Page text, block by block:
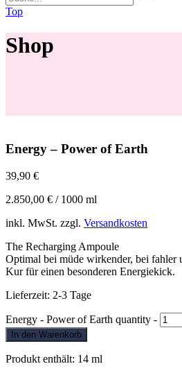
Top
Shop
Energy – Power of Earth
39,90 €
2.850,00 € / 1000 ml
inkl. MwSt. zzgl. Versandkosten
The Recharging Ampoule
Optimal bei müde wirkender, bei fahler
Kur für einen besonderen Energiekick.
Lieferzeit: 2-3 Tage
Energy - Power of Earth quantity -
In den Warenkorb
Produkt enthält: 14 ml